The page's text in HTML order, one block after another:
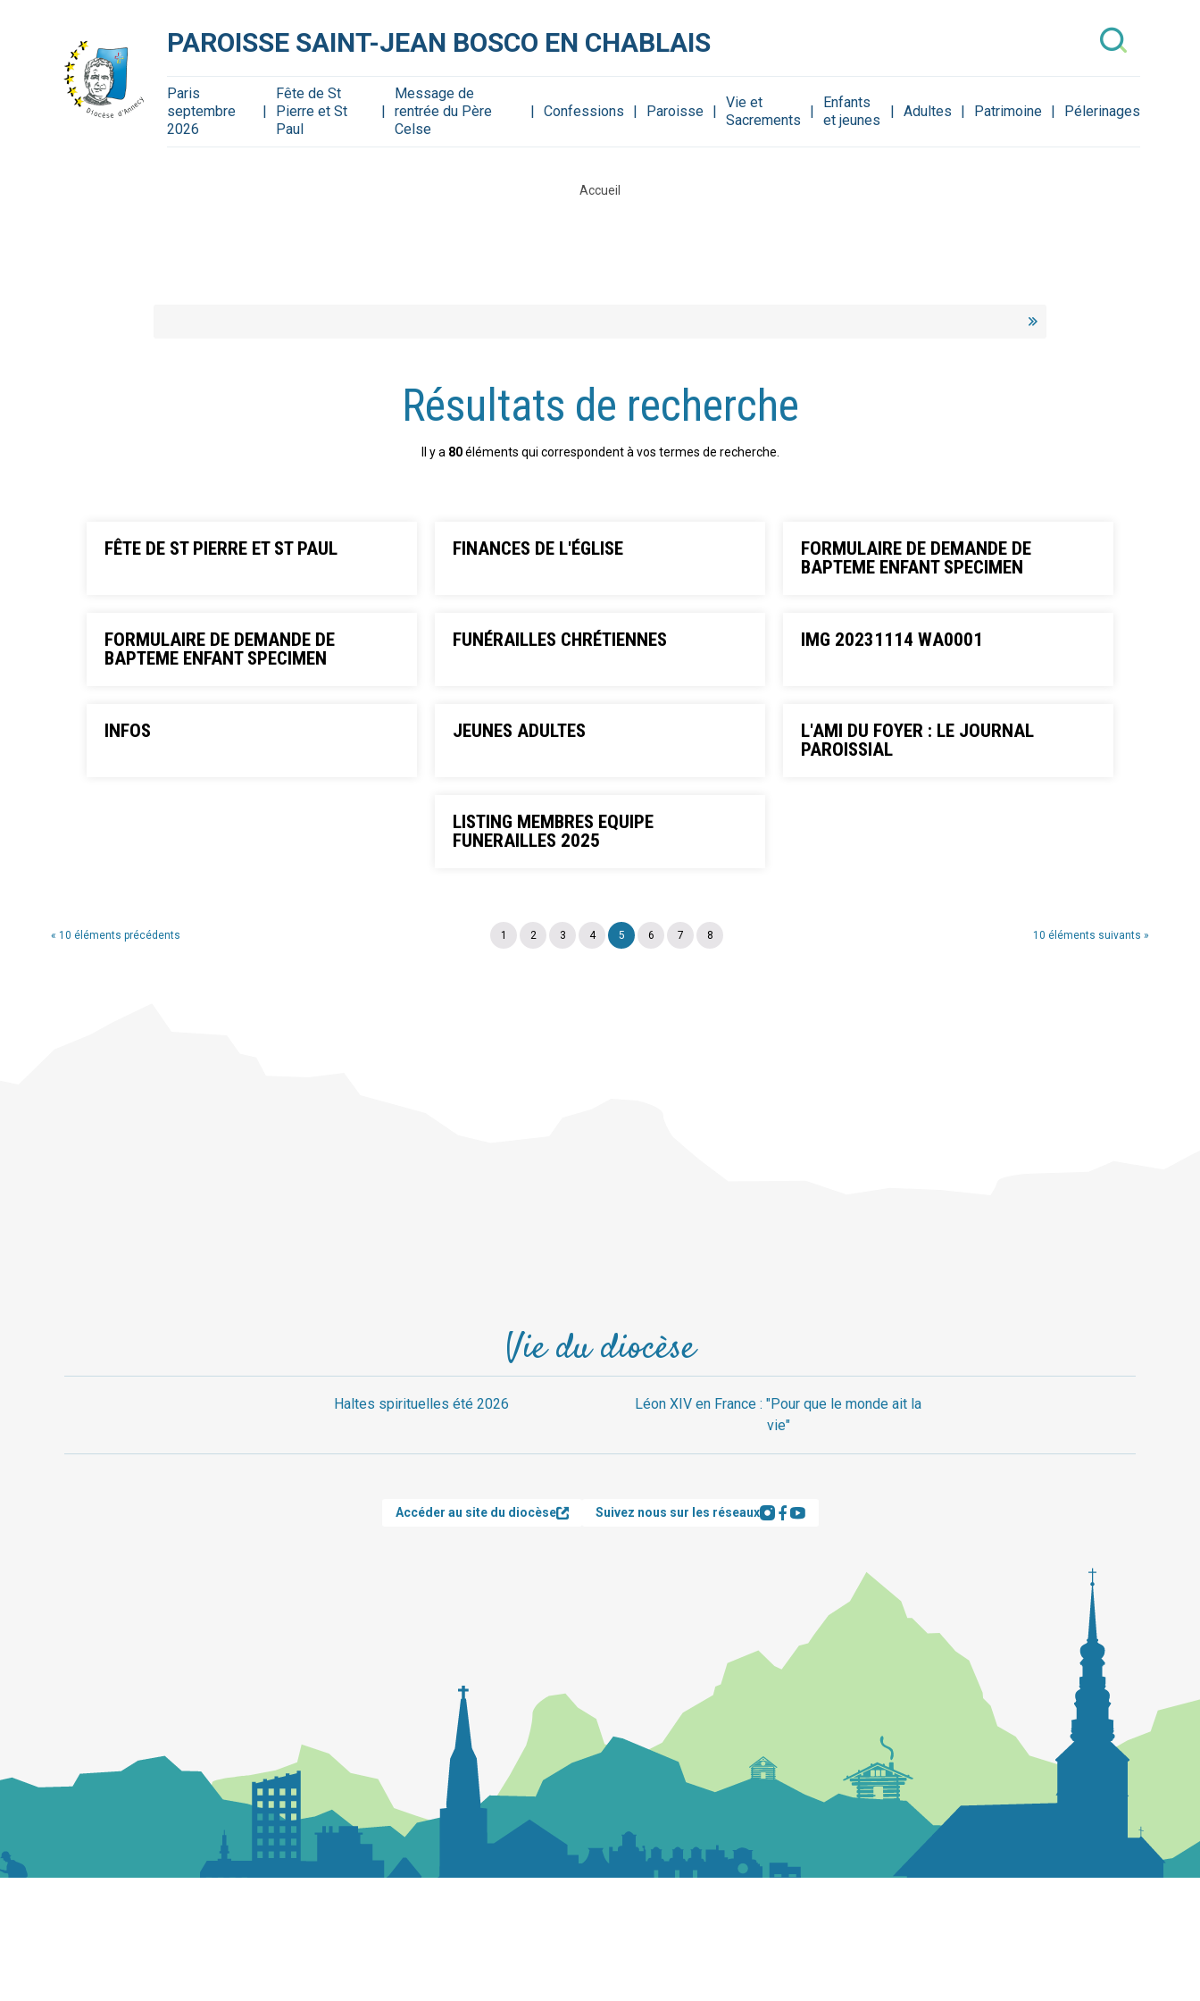
PAROISSE SAINT-JEAN BOSCO EN CHABLAIS
Paris
septembre
2026
Fête de St
Pierre et St
Paul
Message de
rentrée du Père
Celse
Confessions Paroisse
Vie et
Sacrements
Enfants
et jeunes
Adultes Patrimoine Pélerinages
Accueil
Résultats de recherche
Il y a 80éléments qui correspondent à vos termes de recherche.
FÊTE DE ST PIERRE ET ST PAUL FINANCES DE L'ÉGLISE
FORMULAIRE DE DEMANDE DE
BAPTEME ENFANT SPECIMEN
FORMULAIRE DE DEMANDE DE
BAPTEME ENFANT SPECIMEN
FUNÉRAILLES CHRÉTIENNES IMG 20231114 WA0001
INFOS JEUNES ADULTES
L'AMI DU FOYER : LE JOURNAL
PAROISSIAL
LISTING MEMBRES EQUIPE
FUNERAILLES 2025
« 10 éléments précédents 10 éléments suivants »
1 2 3 4 5 6 7 8
Vie du diocèse
Haltes spirituelles été 2026
Léon XIV en France : "Pour que le monde ait la
vie"
Accéder au site du diocèse Suivez nous sur les réseaux